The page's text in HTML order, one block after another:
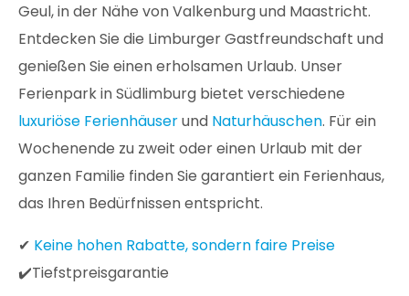
Geul, in der Nähe von Valkenburg und Maastricht.
Entdecken Sie die Limburger Gastfreundschaft und
genießen Sie einen erholsamen Urlaub. Unser
Ferienpark in Südlimburg bietet verschiedene
luxuriöse Ferienhäuserund Naturhäuschen. Für ein
Wochenende zu zweit oder einen Urlaub mit der
ganzen Familie finden Sie garantiert ein Ferienhaus,
das Ihren Bedürfnissen entspricht.
✔ Keine hohen Rabatte, sondern faire Preise
✔️Tiefstpreisgarantie